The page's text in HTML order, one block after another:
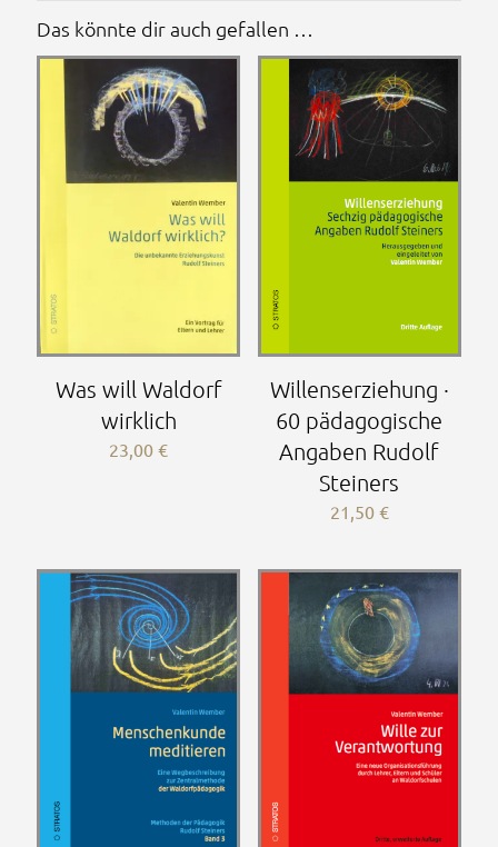
Das könnte dir auch gefallen …
Was will Waldorf
wirklich
23,00€
Willenserziehung ·
60 pädagogische
Angaben Rudolf
Steiners
21,50 €